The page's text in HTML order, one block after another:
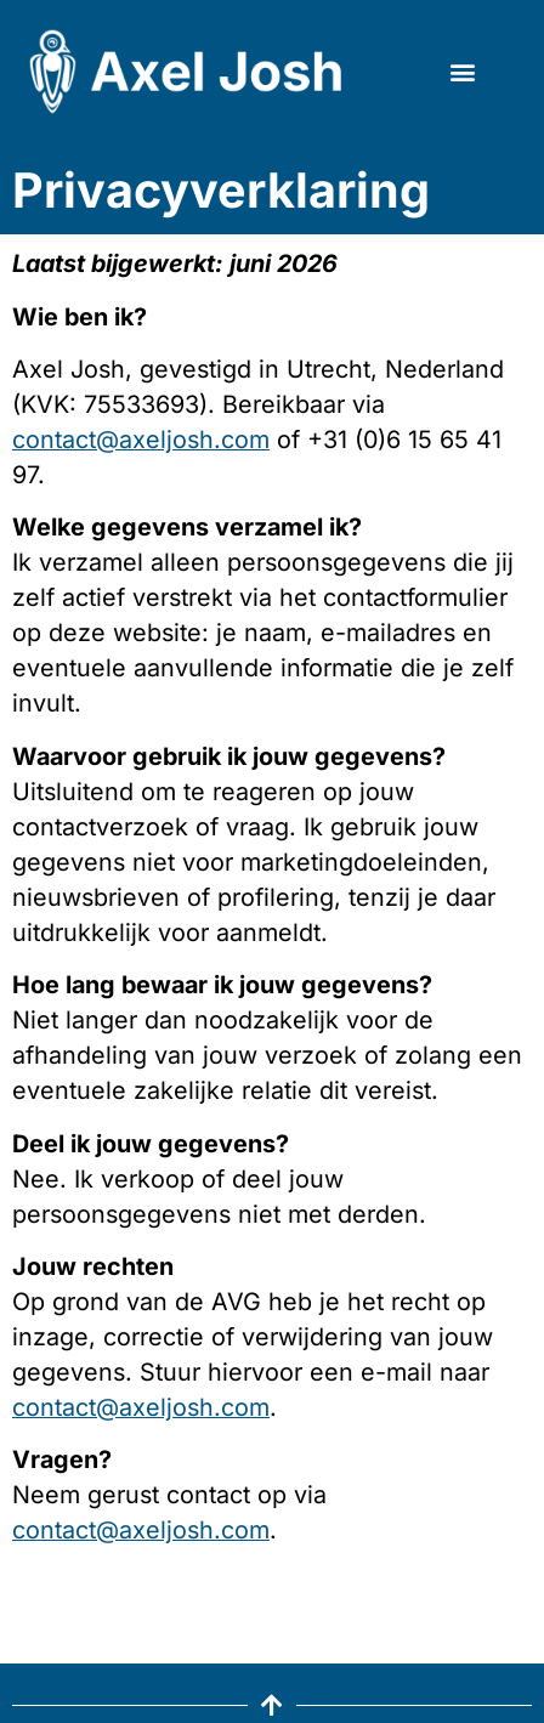
Privacyverklaring
Laatst bijgewerkt: juni 2026
Wie ben ik?
Axel Josh, gevestigd in Utrecht, Nederland
(KVK: 75533693). Bereikbaar via
contact@axeljosh.com of +31 (0)6 15 65 41
97.
Welke gegevens verzamel ik?
Ik verzamel alleen persoonsgegevens die jij
zelf actief verstrekt via het contactformulier
op deze website: je naam, e-mailadres en
eventuele aanvullende informatie die je zelf
invult.
Waarvoor gebruik ik jouw gegevens?
Uitsluitend om te reageren op jouw
contactverzoek of vraag. Ik gebruik jouw
gegevens niet voor marketingdoeleinden,
nieuwsbrieven of profilering, tenzij je daar
uitdrukkelijk voor aanmeldt.
Hoe lang bewaar ik jouw gegevens?
Niet langer dan noodzakelijk voor de
afhandeling van jouw verzoek of zolang een
eventuele zakelijke relatie dit vereist.
Deel ik jouw gegevens?
Nee. Ik verkoop of deel jouw
persoonsgegevens niet met derden.
Jouw rechten
Op grond van de AVG heb je het recht op
inzage, correctie of verwijdering van jouw
gegevens. Stuur hiervoor een e-mail naar
contact@axeljosh.com.
Vragen?
Neem gerust contact op via
contact@axeljosh.com.